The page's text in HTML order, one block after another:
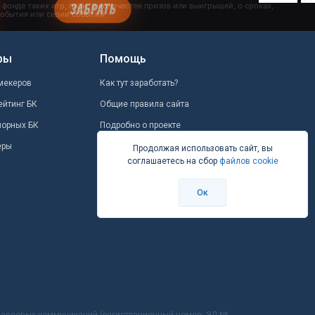
БК
БК
Помощь
Как тут заработать?
Общие правила сайта
Подробно о проекте
Школа ставокПродолжая использовать сайт, вы
соглашаетесь на сбор файлов cookie
Ок